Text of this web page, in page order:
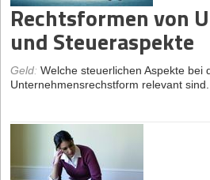
Rechtsformen von
und Steueraspekte
Geld: Welche steuerlichen Aspekte bei
Unternehmensrechstform relevant sind.